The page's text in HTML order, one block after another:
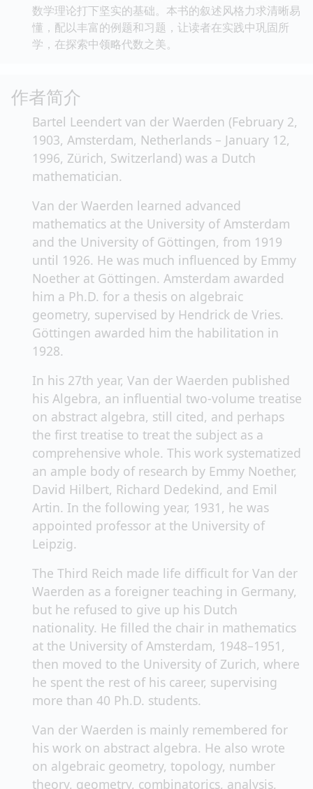
数学理论打下坚实的基础。本书的叙述风格力求清晰易
懂，配以丰富的例题和习题，让读者在实践中巩固所
学，在探索中领略代数之美。
作者简介
Bartel Leendert van der Waerden (February 2,
1903, Amsterdam, Netherlands – January 12,
1996, Zürich, Switzerland) was a Dutch
mathematician.
Van der Waerden learned advanced
mathematics at the University of Amsterdam
and the University of Göttingen, from 1919
until 1926. He was much influenced by Emmy
Noether at Göttingen. Amsterdam awarded
him a Ph.D. for a thesis on algebraic
geometry, supervised by Hendrick de Vries.
Göttingen awarded him the habilitation in
1928.
In his 27th year, Van der Waerden published
his Algebra, an influential two-volume treatise
on abstract algebra, still cited, and perhaps
the first treatise to treat the subject as a
comprehensive whole. This work systematized
an ample body of research by Emmy Noether,
David Hilbert, Richard Dedekind, and Emil
Artin. In the following year, 1931, he was
appointed professor at the University of
Leipzig.
The Third Reich made life difficult for Van der
Waerden as a foreigner teaching in Germany,
but he refused to give up his Dutch
nationality. He filled the chair in mathematics
at the University of Amsterdam, 1948–1951,
then moved to the University of Zurich, where
he spent the rest of his career, supervising
more than 40 Ph.D. students.
Van der Waerden is mainly remembered for
his work on abstract algebra. He also wrote
on algebraic geometry, topology, number
theory, geometry, combinatorics, analysis,